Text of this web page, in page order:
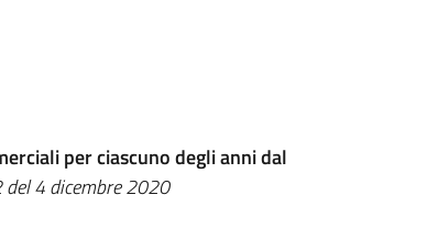
per ciascuno degli anni dal
del 4 dicembre 2020